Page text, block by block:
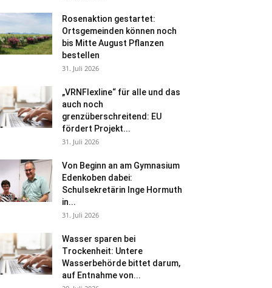
Rosenaktion gestartet:
Ortsgemeinden können noch
bis Mitte August Pflanzen
bestellen
31. Juli 2026
„VRNFlexline“ für alle und das
auch noch
grenzüberschreitend: EU
fördert Projekt...
31. Juli 2026
Von Beginn an am Gymnasium
Edenkoben dabei:
Schulsekretärin Inge Hormuth
in...
31. Juli 2026
Wasser sparen bei
Trockenheit: Untere
Wasserbehörde bittet darum,
auf Entnahme von...